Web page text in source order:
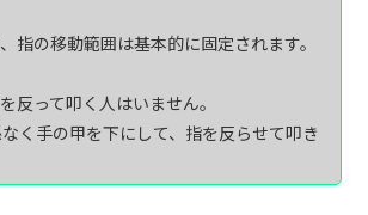
指の移動範囲は基本的に固定されます。
反って叩く人はいません。
く手の甲を下にして、指を反らせて叩き